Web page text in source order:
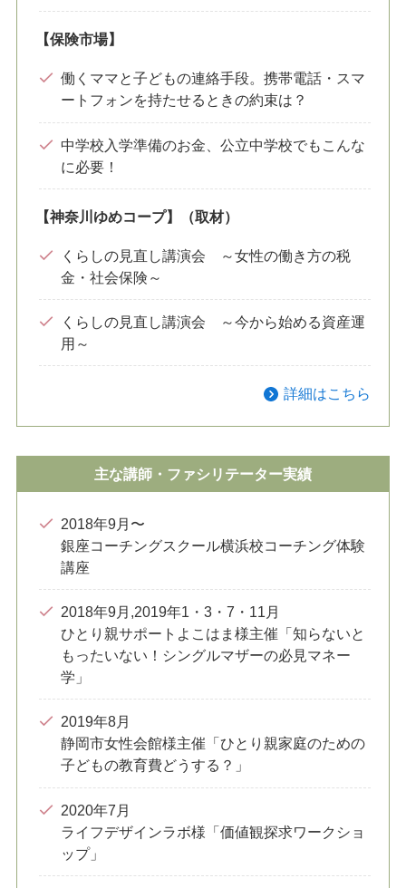
【保険市場】
働くママと子どもの連絡手段。携帯電話・スマ
ートフォンを持たせるときの約束は？
中学校入学準備のお金、公立中学校でもこんな
に必要！
【神奈川ゆめコープ】（取材）
くらしの見直し講演会 ～女性の働き方の税
金・社会保険～
くらしの見直し講演会 ～今から始める資産運
用～
詳細はこちら
主な講師・ファシリテーター実績
2018年9月〜
銀座コーチングスクール横浜校コーチング体験
講座
2018年9月,2019年1・3・7・11月
ひとり親サポートよこはま様主催「知らないと
もったいない！シングルマザーの必見マネー
学」
2019年8月
静岡市女性会館様主催「ひとり親家庭のための
子どもの教育費どうする？」
2020年7月
ライフデザインラボ様「価値観探求ワークショ
ップ」